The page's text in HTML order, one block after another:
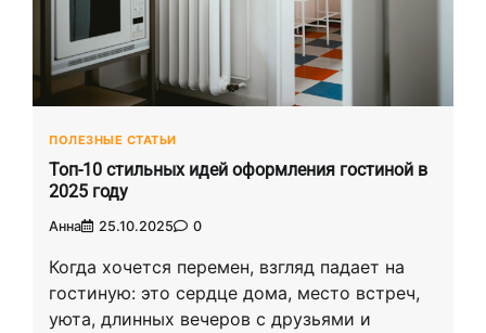
ПОЛЕЗНЫЕ СТАТЬИ
Топ-10 стильных идей оформления гостиной в
2025 году
Анна 25.10.2025 0
Когда хочется перемен, взгляд падает на
гостиную: это сердце дома, место встреч,
уюта, длинных вечеров с друзьями и